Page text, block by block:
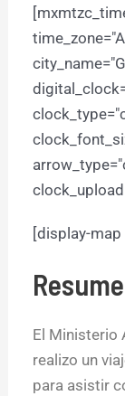
[display-
El Ministerio
realizo un
para asistir